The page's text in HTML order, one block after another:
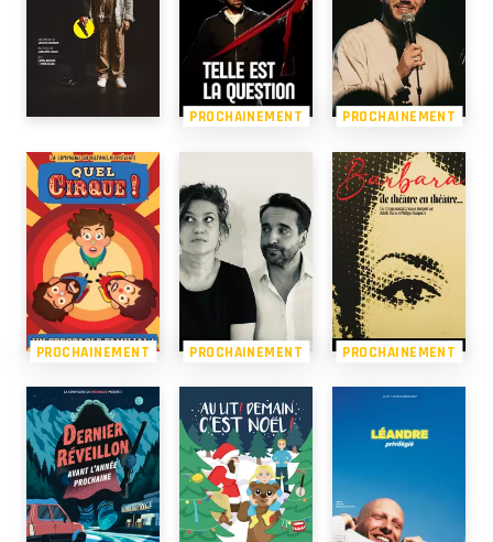
PROCHAINEMENT PROCHAINEMENT
PROCHAINEMENT PROCHAINEMENT PROCHAINEMENT